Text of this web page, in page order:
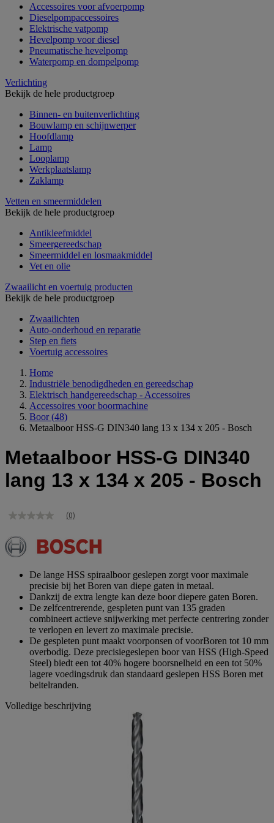
Accessoires voor afvoerpomp
Dieselpompaccessoires
Elektrische vatpomp
Hevelpomp voor diesel
Pneumatische hevelpomp
Waterpomp en dompelpomp
Verlichting
Bekijk de hele productgroep
Binnen- en buitenverlichting
Bouwlamp en schijnwerper
Hoofdlamp
Lamp
Looplamp
Werkplaatslamp
Zaklamp
Vetten en smeermiddelen
Bekijk de hele productgroep
Antikleefmiddel
Smeergereedschap
Smeermiddel en losmaakmiddel
Vet en olie
Zwaailicht en voertuig producten
Bekijk de hele productgroep
Zwaailichten
Auto-onderhoud en reparatie
Step en fiets
Voertuig accessoires
Home
Industriële benodigdheden en gereedschap
Elektrisch handgereedschap - Accessoires
Accessoires voor boormachine
Boor (48)
Metaalboor HSS-G DIN340 lang 13 x 134 x 205 - Bosch
Metaalboor HSS-G DIN340
lang 13 x 134 x 205 - Bosch
Geen
Dezelfde
paginalink.
(0)
De lange HSS spiraalboor geslepen zorgt voor maximale
precisie bij het Boren van diepe gaten in metaal.
Dankzij de extra lengte kan deze boor diepere gaten Boren.
De zelfcentrerende, gespleten punt van 135 graden
combineert actieve snijwerking met perfecte centrering zonder
te verlopen en levert zo maximale precisie.
De gespleten punt maakt voorponsen of voorBoren tot 10 mm
overbodig. Deze precisiegeslepen boor van HSS (High-Speed
Steel) biedt een tot 40% hogere boorsnelheid en een tot 50%
lagere voedingsdruk dan standaard geslepen HSS Boren met
beitelranden.
Volledige beschrijving